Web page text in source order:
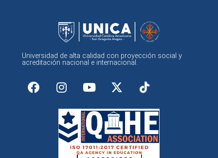
Universidad de alta calidad con proyección social y
acreditación nacional e internacional.
F
a
I
n
t
a
g
Y
o
t
u
b
e
X
-
w
i
t
t